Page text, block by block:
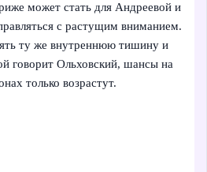
может стать для Андреевой и
с растущим вниманием.
ту же внутреннюю тишину и
говорит Ольховский, шансы на
только возрастут.